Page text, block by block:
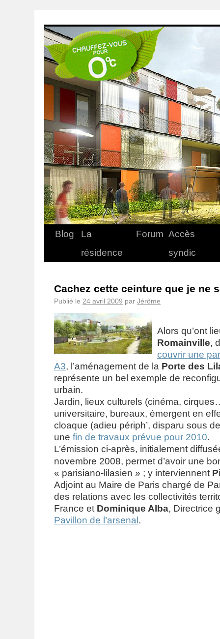
Blog
La
résidence
Forum Accès
syndic
Cachez cette ceinture que je ne
Publié le 24 avril 2009 par Jérôme
Alors qu’ont
Romainville,
couvrir une
A3, l’aménagement de la Porte des
représente un bel exemple de
urbain.
Jardin, lieux culturels (cinéma,
universitaire, bureaux, émergent en
cloaque (adieu périph’, disparu sous
une fin de travaux prévue pour 2010.
L’émission ci-après, initialement
novembre 2008, permet d’avoir une
« parisiano-lilasien » ; y interviennent
Adjoint au Maire de Paris chargé de
des relations avec les collectivités
France et Dominique Alba, Directrice
Pavillon de l’arsenal .